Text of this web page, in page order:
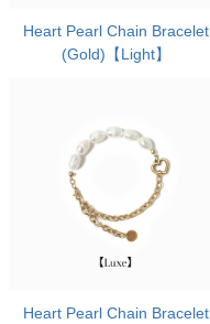
Heart Pearl Chain Bracelet
(Gold)【Light】
Heart Pearl Chain Bracelet